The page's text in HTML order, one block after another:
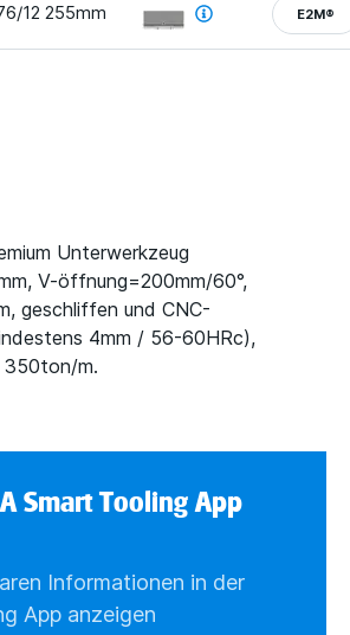
12 255mm E2M®
Unterwerkzeug
V-öffnung=200mm/60°,
geschliffen und CNC-
4mm / 56-60HRc),
350ton/m.
Smart Tooling App
Informationen in der
App anzeigen